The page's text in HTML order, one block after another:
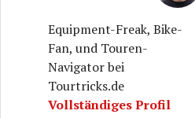
Equipment-Freak, Bike-
Fan, und Touren-
Navigator bei
Tourtricks.de
Vollständiges Profil